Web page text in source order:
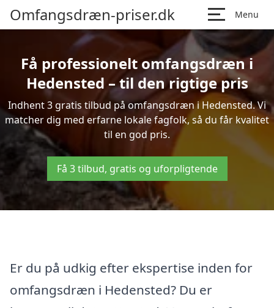
Omfangsdræn-priser.dk Menu
Få professionelt omfangsdræn i
Hedensted – til den rigtige pris
Indhent 3 gratis tilbud på omfangsdræn i Hedensted. Vi
matcher dig med erfarne lokale fagfolk, så du får kvalitet
til en god pris.
Få 3 tilbud, gratis og uforpligtende
Er du på udkig efter ekspertise inden for
omfangsdræn i Hedensted? Du er